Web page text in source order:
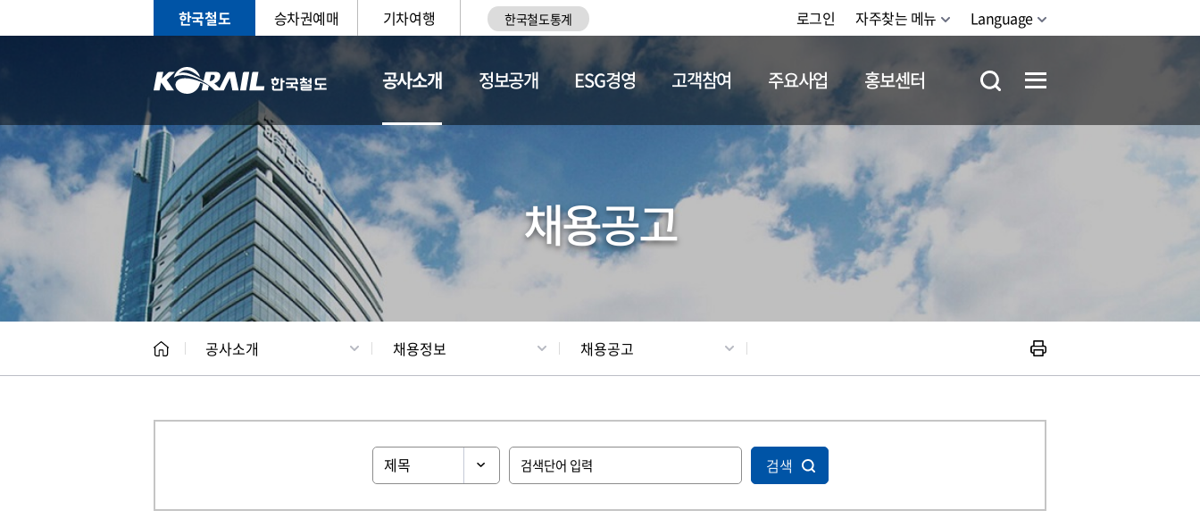
한국철도 승차권예매 기차여행 한국철도통계 로그인 자주찾는 메뉴 Language
공사소개
CEO 일반현황 채용정보
정보공개 ESG경영 고객참여 주요사업 홍보센터
채용공고
공사소개 채용정보 채용공고
검색